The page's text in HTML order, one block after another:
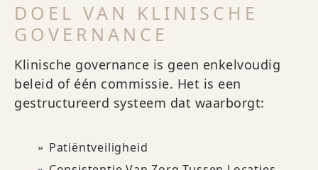
DOEL VAN KLINISCHE
GOVERNANCE
Klinische governance is geen enkelvoudig
beleid of één commissie. Het is een
gestructureerd systeem dat waarborgt:
Patiëntveiligheid